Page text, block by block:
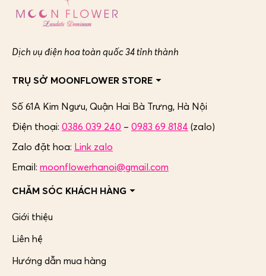
Dịch vụ điện hoa toàn quốc 34 tỉnh thành
TRỤ SỞ MOONFLOWER STORE
Số 61A Kim Ngưu, Quận Hai Bà Trưng, Hà Nội
Điện thoại: 0386 039 240 – 0983 69 8184 (zalo)
Zalo đặt hoa: Link zalo
Email: moonflowerhanoi@gmail.com
CHĂM SÓC KHÁCH HÀNG
Giới thiệu
Liên hệ
Hướng dẫn mua hàng